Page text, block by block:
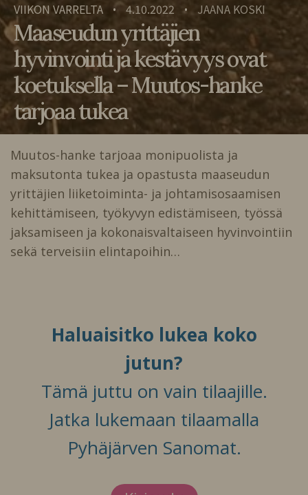
VIIKON VARRELTA • 4.10.2022 • JAANA KOSKI
Maaseudun yrittäjien
hyvinvointi ja kestävyys ovat
koetuksella – Muutos-hanke
tarjoaa tukea
Muutos-hanke tarjoaa monipuolista ja
maksutonta tukea ja opastusta maaseudun
yrittäjien liiketoiminta- ja johtamisosaamisen
kehittämiseen, työkyvyn edistämiseen, työssä
jaksamiseen ja kokonaisvaltaiseen hyvinvointiin
sekä terveisiin elintapoihin…
Haluaisitko lukea koko
jutun?
Tämä juttu on vain tilaajille.
Jatka lukemaan tilaamalla
Pyhäjärven Sanomat.